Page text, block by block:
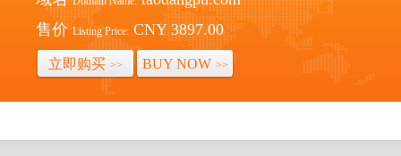
售价 Listing Price: CNY 3897.00
立即购买 >> BUY NOW >>